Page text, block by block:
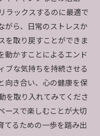
ラックスするのに最適で
がら、日常のストレスか
を取り戻すことができま
動かすことによるエンド
ブな気持ちを持続させる
向き合い、心の健康を保
を取り入れてみてくださ
ースで楽しむことが大切
てるための一歩を踏み出